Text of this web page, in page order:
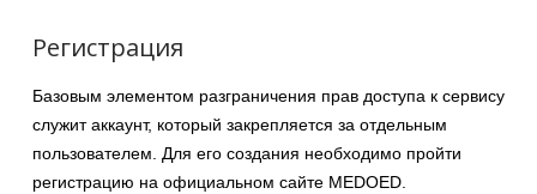
Регистрация
Базовым элементом разграничения прав доступа к сервису
служит аккаунт, который закрепляется за отдельным
пользователем. Для его создания необходимо пройти
регистрацию на официальном сайте MEDOED.